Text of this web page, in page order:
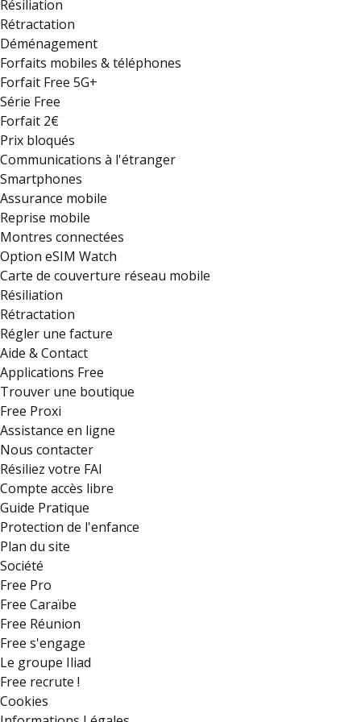
Résiliation
Rétractation
Déménagement
Forfaits mobiles & téléphones
Forfait Free 5G+
Série Free
Forfait 2€
Prix bloqués
Communications à l'étranger
Smartphones
Assurance mobile
Reprise mobile
Montres connectées
Option eSIM Watch
Carte de couverture réseau mobile
Résiliation
Rétractation
Régler une facture
Aide & Contact
Applications Free
Trouver une boutique
Free Proxi
Assistance en ligne
Nous contacter
Résiliez votre FAI
Compte accès libre
Guide Pratique
Protection de l'enfance
Plan du site
Société
Free Pro
Free Caraïbe
Free Réunion
Free s'engage
Le groupe Iliad
Free recrute !
Cookies